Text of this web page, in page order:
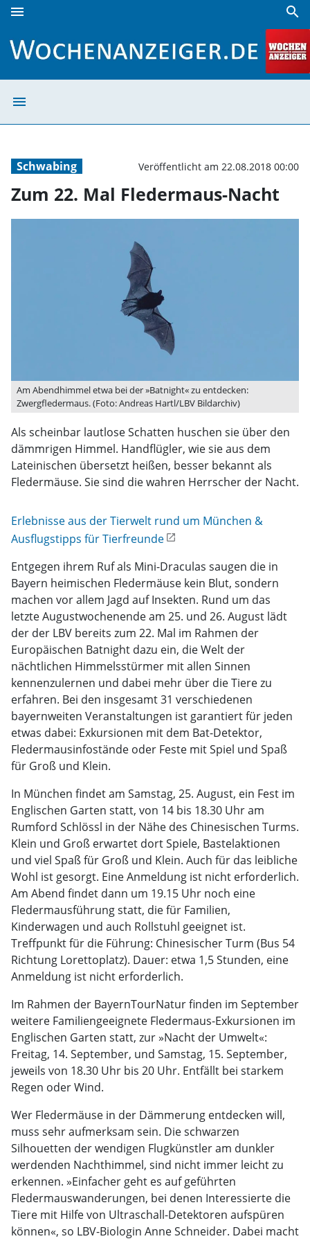
menu search
menu
Schwabing Veröffentlicht am 22.08.2018 00:00
Zum 22. Mal Fledermaus-Nacht
Am Abendhimmel etwa bei der »Batnight« zu entdecken:
Zwergfledermaus. (Foto: Andreas Hartl/LBV Bildarchiv)
Als scheinbar lautlose Schatten huschen sie über den
dämmrigen Himmel. Handflügler, wie sie aus dem
Lateinischen übersetzt heißen, besser bekannt als
Fledermäuse. Sie sind die wahren Herrscher der Nacht.
Erlebnisse aus der Tierwelt rund um München &
Ausflugstipps für Tierfreunde
Entgegen ihrem Ruf als Mini-Draculas saugen die in
Bayern heimischen Fledermäuse kein Blut, sondern
machen vor allem Jagd auf Insekten. Rund um das
letzte Augustwochenende am 25. und 26. August lädt
der der LBV bereits zum 22. Mal im Rahmen der
Europäischen Batnight dazu ein, die Welt der
nächtlichen Himmelsstürmer mit allen Sinnen
kennenzulernen und dabei mehr über die Tiere zu
erfahren. Bei den insgesamt 31 verschiedenen
bayernweiten Veranstaltungen ist garantiert für jeden
etwas dabei: Exkursionen mit dem Bat-Detektor,
Fledermausinfostände oder Feste mit Spiel und Spaß
für Groß und Klein.
In München findet am Samstag, 25. August, ein Fest im
Englischen Garten statt, von 14 bis 18.30 Uhr am
Rumford Schlössl in der Nähe des Chinesischen Turms.
Klein und Groß erwartet dort Spiele, Bastelaktionen
und viel Spaß für Groß und Klein. Auch für das leibliche
Wohl ist gesorgt. Eine Anmeldung ist nicht erforderlich.
Am Abend findet dann um 19.15 Uhr noch eine
Fledermausführung statt, die für Familien,
Kinderwagen und auch Rollstuhl geeignet ist.
Treffpunkt für die Führung: Chinesischer Turm (Bus 54
Richtung Lorettoplatz). Dauer: etwa 1,5 Stunden, eine
Anmeldung ist nicht erforderlich.
Im Rahmen der BayernTourNatur finden im September
weitere Familiengeeignete Fledermaus-Exkursionen im
Englischen Garten statt, zur »Nacht der Umwelt«:
Freitag, 14. September, und Samstag, 15. September,
jeweils von 18.30 Uhr bis 20 Uhr. Entfällt bei starkem
Regen oder Wind.
Wer Fledermäuse in der Dämmerung entdecken will,
muss sehr aufmerksam sein. Die schwarzen
Silhouetten der wendigen Flugkünstler am dunkler
werdenden Nachthimmel, sind nicht immer leicht zu
erkennen. »Einfacher geht es auf geführten
Fledermauswanderungen, bei denen Interessierte die
Tiere mit Hilfe von Ultraschall-Detektoren aufspüren
können«, so LBV-Biologin Anne Schneider. Dabei macht